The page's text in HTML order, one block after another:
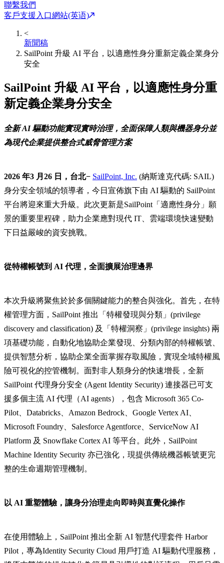
聯繫我們
客戶支援入口網站(英语)
<
新聞稿
SailPoint 升級 AI 平台，以適應性身分重新定義企業身分
安全
SailPoint 升級 AI 平台，以適應性身分重
新定義企業身分安全
全新 AI 驅動功能實現實時治理，全面保障人類與機器身分並
為現代企業提供整合式威脅管理方案
2026 年3 月26 日，台北− SailPoint, Inc. (納斯達克代碼: SAIL)
身分安全領域的領導者，今日宣佈旗下由 AI 驅動的 SailPoint
平台將迎來重大升級。此次更新是SailPoint「適應性身分」願
景的重要里程碑，助力企業應對現代 IT、雲端環境快速變動
下日益嚴峻的資安挑戰。
從特權帳號到 AI 代理，全面擴展治理邊界
本次升級將聚焦於於多個關鍵能力的整合與強化。首先，在特
權管理方面，SailPoint 推出「特權發現與分類」(privilege
discovery and classification) 及「特權洞察」(privilege insights) 兩
項基礎功能，自動化地協助企業發現、分類內部的特權帳號、
提供智慧分析，協助企業全面掌握存取風險，實現全域特權風
險可視化的控管機制。面對非人類身分的快速增長，全新
SailPoint 代理身分安全 (Agent Identity Security) 連接器已可支
援多個主流 AI 代理（AI agents），包含 Microsoft 365 Co-
Pilot、Databricks、Amazon Bedrock、Google Vertex AI、
Microsoft Foundry、Salesforce Agentforce、ServiceNow AI
Platform 及 Snowflake Cortex AI 等平台。此外，SailPoint
Machine Identity Security 亦已強化，現提供傳統機器帳號更完
整的生命週期管理機制。
以 AI 重塑體驗，讓身分治理走向即時與直覺化操作
在使用體驗上，SailPoint 推出全新 AI 智慧代理套件 Harbor
Pilot，專為Identity Security Cloud 用戶打造 AI 驅動代理服務，